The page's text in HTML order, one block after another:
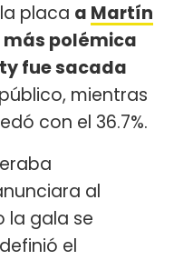
placa a Martín
más polémica
fue sacada
mientras
con el 36.7%.
al
la gala se
el